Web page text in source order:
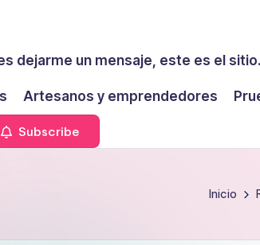
dejarme un mensaje, este es el sitio.
Artesanos y emprendedores
Subscribe
Inicio